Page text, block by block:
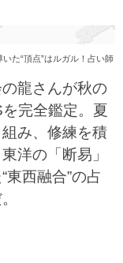
た“頂点”はルガル！占い師
龍さんが秋の
完全鑑定。夏
み、修練を積
洋の「断易」
東西融合”の占